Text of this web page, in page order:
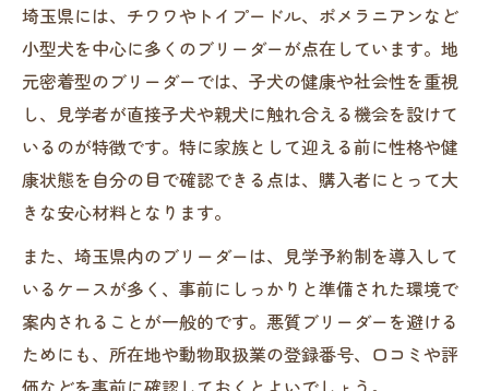
埼玉県には、チワワやトイプードル、ポメラニアンなど
小型犬を中心に多くのブリーダーが点在しています。地
元密着型のブリーダーでは、子犬の健康や社会性を重視
し、見学者が直接子犬や親犬に触れ合える機会を設けて
いるのが特徴です。特に家族として迎える前に性格や健
康状態を自分の目で確認できる点は、購入者にとって大
きな安心材料となります。
また、埼玉県内のブリーダーは、見学予約制を導入して
いるケースが多く、事前にしっかりと準備された環境で
案内されることが一般的です。悪質ブリーダーを避ける
ためにも、所在地や動物取扱業の登録番号、口コミや評